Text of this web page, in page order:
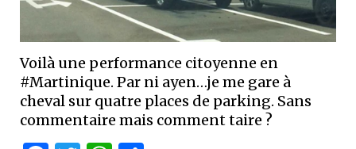
Voilà une performance citoyenne en
#Martinique. Par ni ayen…je me gare à
cheval sur quatre places de parking. Sans
commentaire mais comment taire ?